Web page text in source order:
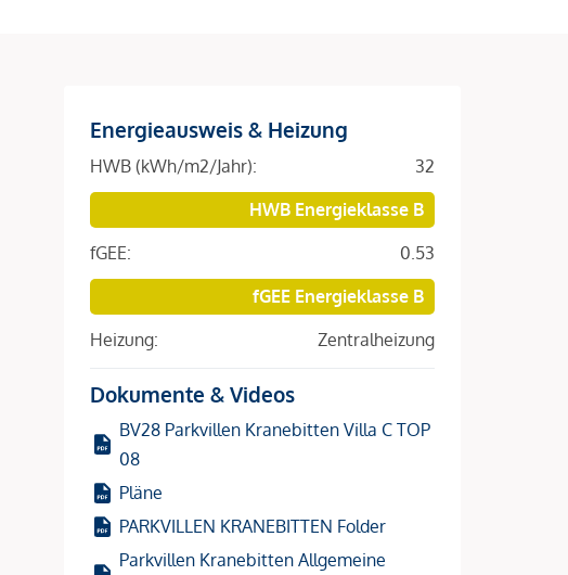
Energieausweis & Heizung
HWB (kWh/m2/Jahr):
32
HWB Energieklasse B
fGEE:
0.53
fGEE Energieklasse B
Heizung:
Zentralheizung
Dokumente & Videos
BV28 Parkvillen Kranebitten Villa C TOP
08
Pläne
PARKVILLEN KRANEBITTEN Folder
Parkvillen Kranebitten Allgemeine